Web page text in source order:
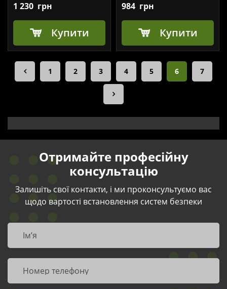
1 230 грн
Купити
984 грн
Купити
1 2 3 4 5 6 7
Отримайте професійну
консультацію
Залишіть свої контакти, і ми проконсультуємо вас
щодо вартості встановлення систем безпеки